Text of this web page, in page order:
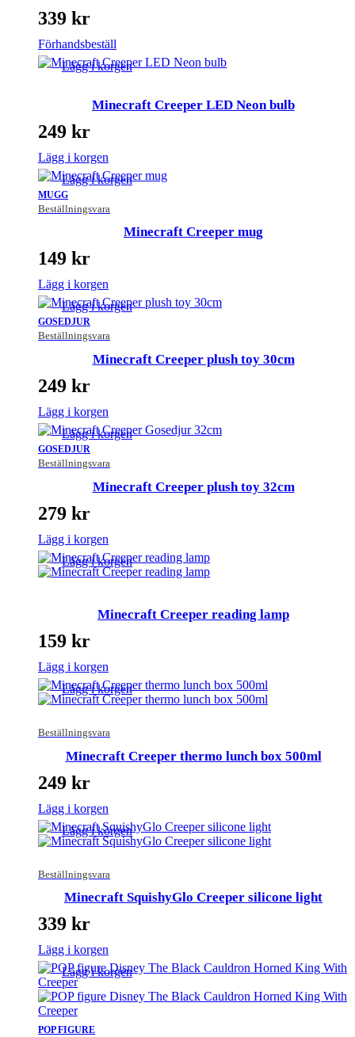
339 kr
Förhandsbeställ
Lägg i korgen
Minecraft Creeper LED Neon bulb
249 kr
Lägg i korgen
MUGG
Beställningsvara
Lägg i korgen
Minecraft Creeper mug
149 kr
Lägg i korgen
GOSEDJUR
Beställningsvara
Lägg i korgen
Minecraft Creeper plush toy 30cm
249 kr
Lägg i korgen
GOSEDJUR
Beställningsvara
Lägg i korgen
Minecraft Creeper plush toy 32cm
279 kr
Lägg i korgen
Lägg i korgen
Minecraft Creeper reading lamp
159 kr
Lägg i korgen
Beställningsvara
Lägg i korgen
Minecraft Creeper thermo lunch box 500ml
249 kr
Lägg i korgen
Beställningsvara
Lägg i korgen
Minecraft SquishyGlo Creeper silicone light
339 kr
Lägg i korgen
POP FIGURE
Lägg i korgen